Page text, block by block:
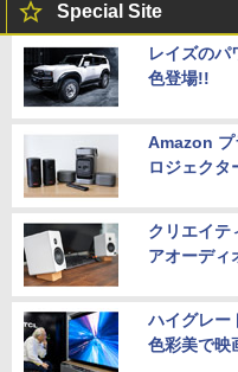
Special Site
レイズのパ
色登場!!
Amazon プ
ロジェクタ
クリエイテ
アオーディ
ハイグレー
色彩美で映